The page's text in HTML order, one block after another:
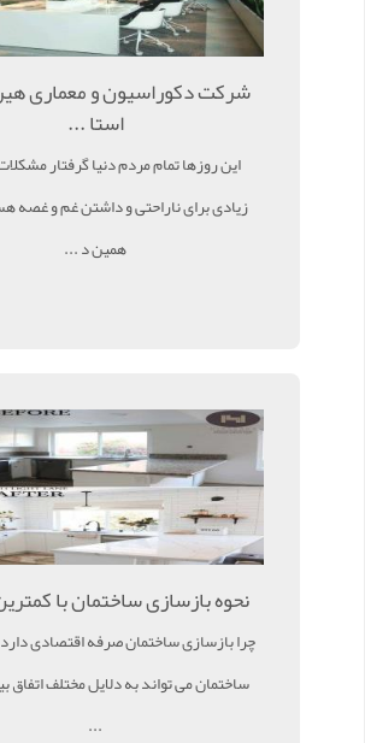
شرکت دکوراسیون و معماری
استا ...
این روزها تمام مردم دنیا گرفتار
زیادی برای ناراحتی و داشتن غم و غصه
همین د ...
نحوه بازسازی ساختمان با
چرا بازسازی ساختمان صرفه اقتصادی
ساختمان می تواند به دلایل مختلف اتفاق
...